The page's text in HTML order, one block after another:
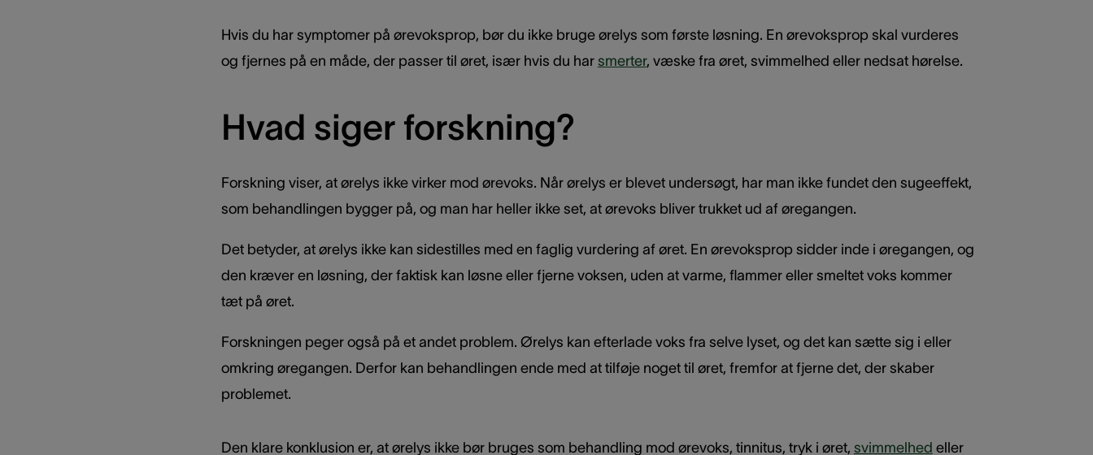
Hvis du har symptomer på ørevoksprop, bør du ikke bruge ørelys som første løsning. En ørevoksprop skal vurderes
og fjernes på en måde, der passer til øret, især hvis du har smerter, væske fra øret, svimmelhed eller nedsat hørelse.
Hvad siger forskning?
Forskning viser, at ørelys ikke virker mod ørevoks. Når ørelys er blevet undersøgt, har man ikke fundet den sugeeffekt,
som behandlingen bygger på, og man har heller ikke set, at ørevoks bliver trukket ud af øregangen.
Det betyder, at ørelys ikke kan sidestilles med en faglig vurdering af øret. En ørevoksprop sidder inde i øregangen, og
den kræver en løsning, der faktisk kan løsne eller fjerne voksen, uden at varme, flammer eller smeltet voks kommer
tæt på øret.
Forskningen peger også på et andet problem. Ørelys kan efterlade voks fra selve lyset, og det kan sætte sig i eller
omkring øregangen. Derfor kan behandlingen ende med at tilføje noget til øret, fremfor at fjerne det, der skaber
problemet.
Den klare konklusion er, at ørelys ikke bør bruges som behandling mod ørevoks, tinnitus, tryk i øret, svimmelhed eller